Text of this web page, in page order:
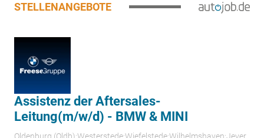
STELLENANGEBOTE
Assistenz der Aftersales-
Leitung(m/w/d) - BMW & MINI